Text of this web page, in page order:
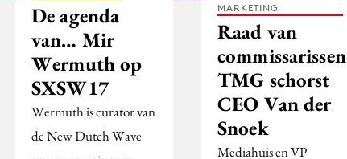
De agenda
van… Mir
Wermuth op
SXSW17
Wermuth is curator van
de New Dutch Wave
MARKETING
Raad van
commissarissen
TMG schorst
CEO Van der
Snoek
Mediahuis en VP